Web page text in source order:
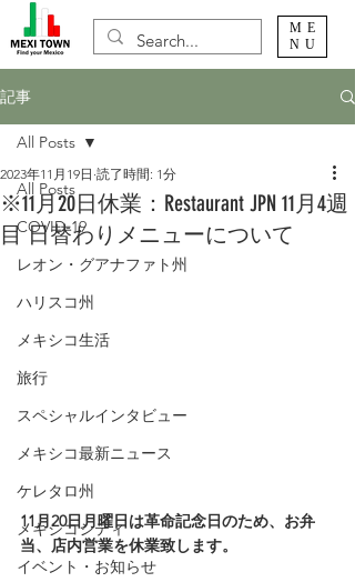
ME
NU
記事
All Posts
COVID-19
レオン・グアナファト州
ハリスコ州
メキシコ生活
旅行
スペシャルインタビュー
メキシコ最新ニュース
ケレタロ州
メキシコシティ
イベント・お知らせ
All Posts
※11月20日休業：Restaurant JPN 11月4週
目 日替わりメニューについて
2023年11月19日 読了時間: 1分
11月20日月曜日は革命記念日のため、お弁
当、店内営業を休業致します。